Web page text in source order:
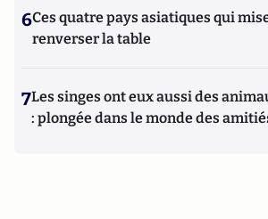
6Ces quatre pays asiatiques qui
renverser la table
7Les singes ont eux aussi des
: plongée dans le monde des